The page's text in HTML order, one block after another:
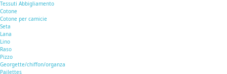
Tessuti Abbigliamento
Cotone
Cotone per camicie
Seta
Lana
Lino
Raso
Pizzo
Georgette/chiffon/organza
Pailettes